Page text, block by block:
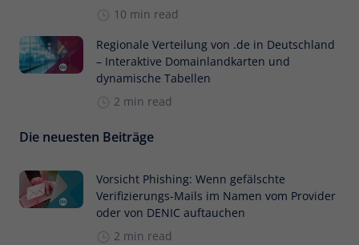
10 min read
Regionale Verteilung von .de in Deutschland
– Interaktive Domainlandkarten und
dynamische Tabellen
2 min read
Die neuesten Beiträge
Vorsicht Phishing: Wenn gefälschte
Verifizierungs-Mails im Namen vom Provider
oder von DENIC auftauchen
2 min read